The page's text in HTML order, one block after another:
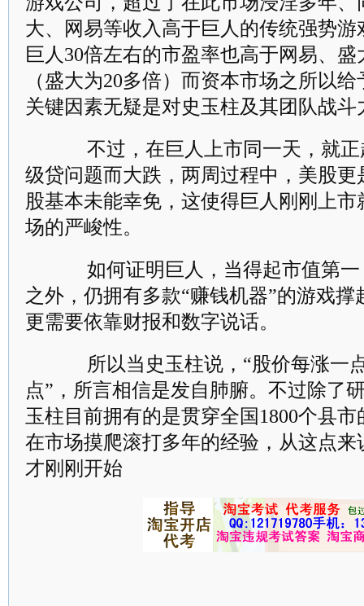
大、网易等收入高于巨人的传统强势
巨人30倍左右的市盈率也高于网易、
（盛大为20多倍）而资本市场之所以
关键因素无疑是对史玉柱及其团队战斗
不过，在巨人上市同一天，就正
级贷问题而大跌，两周过程中，美股
股基本未能幸免，这使得巨人刚刚上
场的严峻性。
如何证明巨人，当得起市值第一
之外，仍拥有多款“赚钱机器”的游戏
更需要依靠财报和数字说话。
所以当史玉柱说，“股价每涨一
点”，所言相信是发自肺腑。不过除了
玉柱目前拥有的是贯穿全国1800个县
在市场摸爬滚打多年的经验，从这点
才刚刚开始